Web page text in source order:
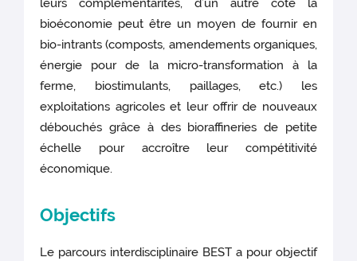
leurs complémentarités, d’un autre côté la
bioéconomie peut être un moyen de fournir en
bio-intrants (composts, amendements organiques,
énergie pour de la micro-transformation à la
ferme, biostimulants, paillages, etc.) les
exploitations agricoles et leur offrir de nouveaux
débouchés grâce à des bioraffineries de petite
échelle pour accroître leur compétitivité
économique.
Objectifs
Le parcours interdisciplinaire BEST a pour objectif